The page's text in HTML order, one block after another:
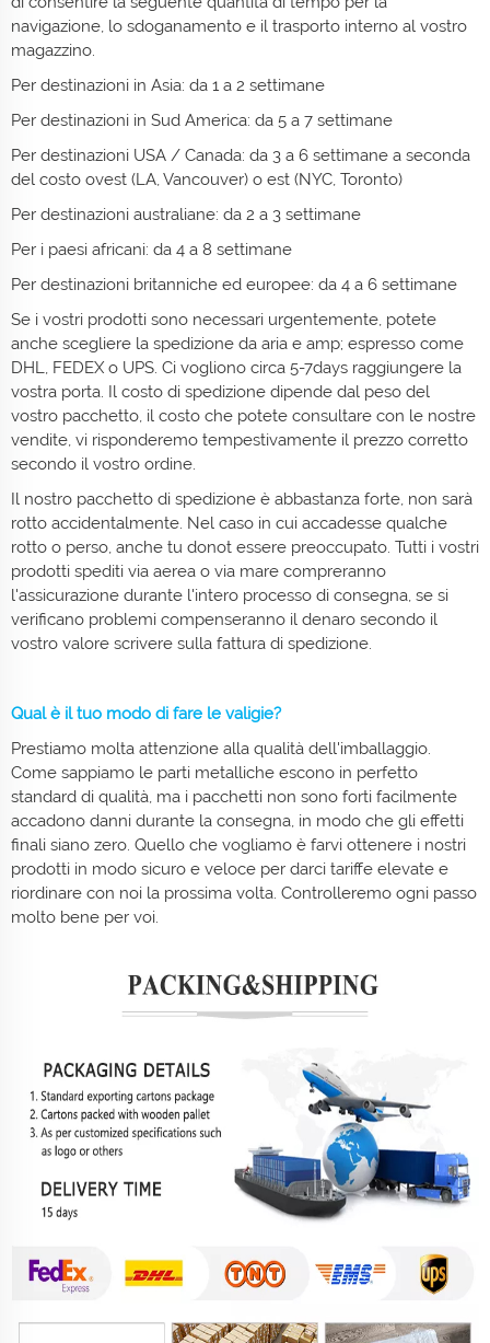
navigazione, lo sdoganamento e il trasporto interno al vostro
magazzino.
Per destinazioni in Asia: da 1 a 2 settimane
Per destinazioni in Sud America: da 5 a 7 settimane
Per destinazioni USA / Canada: da 3 a 6 settimane a seconda
del costo ovest (LA, Vancouver) o est (NYC, Toronto)
Per destinazioni australiane: da 2 a 3 settimane
Per i paesi africani: da 4 a 8 settimane
Per destinazioni britanniche ed europee: da 4 a 6 settimane
Se i vostri prodotti sono necessari urgentemente, potete
anche scegliere la spedizione da aria e amp; espresso come
DHL, FEDEX o UPS. Ci vogliono circa 5-7days raggiungere la
vostra porta. Il costo di spedizione dipende dal peso del
vostro pacchetto, il costo che potete consultare con le nostre
vendite, vi risponderemo tempestivamente il prezzo corretto
secondo il vostro ordine.
Il nostro pacchetto di spedizione è abbastanza forte, non sarà
rotto accidentalmente. Nel caso in cui accadesse qualche
rotto o perso, anche tu donot essere preoccupato. Tutti i vostri
prodotti spediti via aerea o via mare compreranno
l'assicurazione durante l'intero processo di consegna, se si
verificano problemi compenseranno il denaro secondo il
vostro valore scrivere sulla fattura di spedizione.
Qual è il tuo modo di fare le valigie?
Prestiamo molta attenzione alla qualità dell'imballaggio.
Come sappiamo le parti metalliche escono in perfetto
standard di qualità, ma i pacchetti non sono forti facilmente
accadono danni durante la consegna, in modo che gli effetti
finali siano zero. Quello che vogliamo è farvi ottenere i nostri
prodotti in modo sicuro e veloce per darci tariffe elevate e
riordinare con noi la prossima volta. Controlleremo ogni passo
molto bene per voi.